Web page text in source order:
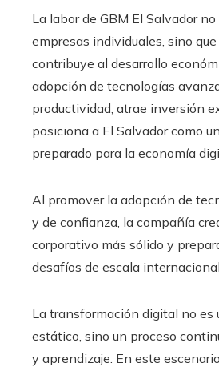
La labor de GBM El Salvador
empresas individuales, sino
contribuye al desarrollo
adopción de tecnologías
productividad, atrae inversión
posiciona a El Salvador como
preparado para la economía
Al promover la adopción de
y de confianza, la compañía
corporativo más sólido y
desafíos de escala internacional.
La transformación digital no es
estático, sino un proceso
y aprendizaje. En este